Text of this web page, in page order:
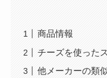
商品情報
チーズを使った
他メーカーの類